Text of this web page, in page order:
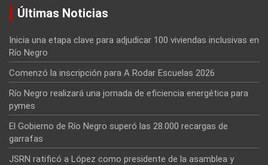
Últimas Noticias
Inicia una etapa clave para adjudicar 100 viviendas inclusivas en
Río Negro
Comenzó la inscripción para A Rodar Escuelas 2026
Río Negro realizará una jornada de eficiencia energética para
pymes
El Gobierno de Río Negro superó las 28.000 recargas de
garrafas
JSRN ratificó a López como presidente de la asamblea y